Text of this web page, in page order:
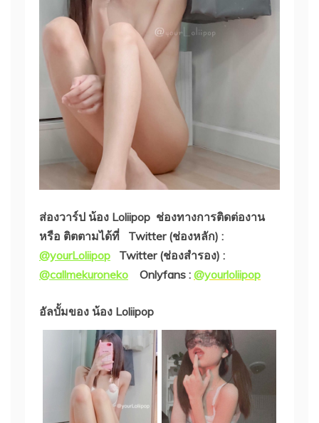
ส่องวาร์ป น้อง Loliipop ช่องทางการติดต่องาน
หรือ ติตตามได้ที่ Twitter (ช่องหลัก) :
@yourLoliipop Twitter (ช่องสำรอง) :
@callmekuroneko
Onlyfans : @yourloliipop
อัลบั้มของ น้อง Loliipop